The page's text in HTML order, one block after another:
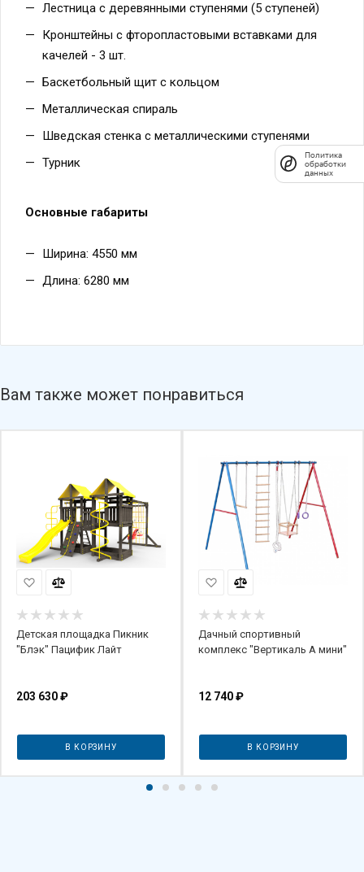
Лестница с деревянными ступенями (5 ступеней)
Кронштейны с фторопластовыми вставками для
качелей - 3 шт.
Баскетбольный щит с кольцом
Металлическая спираль
Шведская стенка с металлическими ступенями
Турник
Основные габариты
Ширина: 4550 мм
Длина: 6280 мм
Вам также может понравиться
Детская площадка Пикник
"Блэк" Пацифик Лайт
203 630₽
В КОРЗИНУ
Дачный спортивный
комплекс "Вертикаль А мини"
12 740₽
В КОРЗИНУ
Политика
обработки
данных